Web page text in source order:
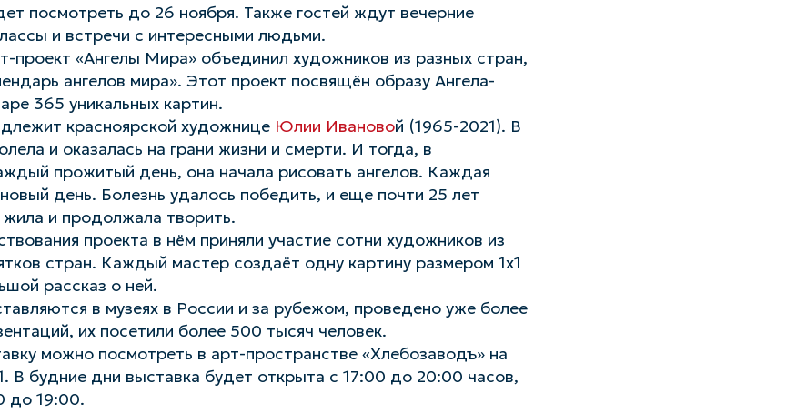
посмотреть до 26 ноября. Также гостей ждут вечерние
и встречи с интересными людьми.
«Ангелы Мира» объединил художников из разных стран,
ангелов мира». Этот проект посвящён образу Ангела-
365 уникальных картин.
красноярской художнице Юлии Ивановой (1965-2021). В
и оказалась на грани жизни и смерти. И тогда, в
прожитый день, она начала рисовать ангелов. Каждая
день. Болезнь удалось победить, и еще почти 25 лет
и продолжала творить.
проекта в нём приняли участие сотни художников из
стран. Каждый мастер создаёт одну картину размером 1x1
рассказ о ней.
в музеях в России и за рубежом, проведено уже более
их посетили более 500 тысяч человек.
можно посмотреть в арт-пространстве «Хлебозаводъ» на
В будние дни выставка будет открыта с 17:00 до 20:00 часов,
до 19:00.